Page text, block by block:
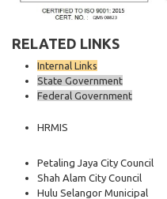
RELATED LINKS
Internal Links
State Government
Federal Government
HRMIS
Petaling Jaya City Council
Shah Alam City Council
Hulu Selangor Municipal